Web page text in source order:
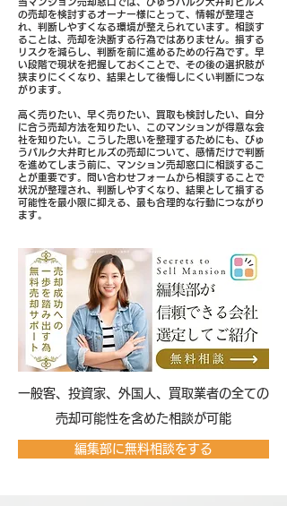
当マンション売却窓口では、びゅうパルク大井町ヒルズ
の売却を検討するオーナー様にとって、情報が整理さ
れ、判断しやすくなる環境が整えられています。相談す
ることは、売却を決断する行為ではありません。損する
リスクを減らし、判断を前に進めるための行為です。早
い段階で現状を把握しておくことで、その後の選択肢が
狭まりにくくなり、結果として後悔しにくい判断につな
がります。
高く売りたい、早く売りたい、買取も検討したい、自分
に合う売却方法を知りたい、このマンションが得意な会
社を知りたい。こうした思いを整理するためにも、びゅ
うパルク大井町ヒルズの売却について、感情だけで判断
を進めてしまう前に、マンション売却窓口に相談するこ
とが重要です。問い合わせフォームから相談することで
状況が整理され、判断しやすくなり、結果として損する
可能性を最小限に抑える、最も合理的な行動につながり
ます。
​一般客、投資家、外国人、買取業者の全ての
売却可能性を含めた相談が可能
編集部に無料相談をする